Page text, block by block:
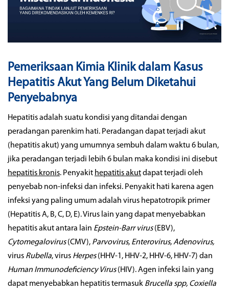
Pemeriksaan Kimia Klinik dalam Kasus
Hepatitis Akut Yang Belum Diketahui
Penyebabnya
Hepatitis adalah suatu kondisi yang ditandai dengan
peradangan parenkim hati. Peradangan dapat terjadi akut
(hepatitis akut) yang umumnya sembuh dalam waktu 6 bulan,
jika peradangan terjadi lebih 6 bulan maka kondisi ini disebut
hepatitis kronis. Penyakit hepatitis akutdapat terjadi oleh
penyebab non-infeksi dan infeksi. Penyakit hati karena agen
infeksi yang paling umum adalah virus hepatotropik primer
(Hepatitis A, B, C, D, E). Virus lain yang dapat menyebabkan
hepatitis akut antara lain Epstein-Barr virus(EBV),
Cytomegalovirus(CMV), Parvovirus, Enterovirus, Adenovirus,
virus Rubella, virus Herpes(HHV-1, HHV-2, HHV-6, HHV-7) dan
Human Immunodeficiency Virus(HIV). Agen infeksi lain yang
dapat menyebabkan hepatitis termasuk Brucella spp, Coxiella